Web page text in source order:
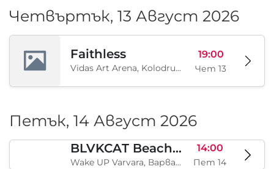
Четвъртък, 13 Август 2026
Faithless
Vidas Art Arena, Kolodrum, Borisova gradina, София, BG
19:00
Чет 13
Петък, 14 Август 2026
BLVKCAT Beach Festival 2026, Wake up Varvara
Wake UP Varvara, Варвара, BG
14:00
Пет 14